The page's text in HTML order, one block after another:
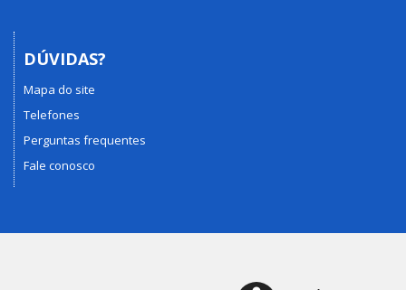
DÚVIDAS?
Mapa do site
Telefones
Perguntas frequentes
Fale conosco